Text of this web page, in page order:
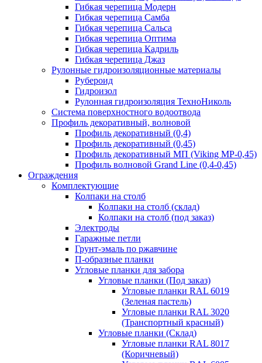
Гибкая черепица Модерн
Гибкая черепица Самба
Гибкая черепица Сальса
Гибкая черепица Оптима
Гибкая черепица Кадриль
Гибкая черепица Джаз
Рулонные гидроизоляционные материалы
Рубероид
Гидроизол
Рулонная гидроизоляция ТехноНиколь
Система поверхностного водоотвода
Профиль декоративный, волновой
Профиль декоративный (0,4)
Профиль декоративный (0,45)
Профиль декоративный МП (Viking MP-0,45)
Профиль волновой Grand Line (0,4-0,45)
Ограждения
Комплектующие
Колпаки на столб
Колпаки на столб (склад)
Колпаки на столб (под заказ)
Электроды
Гаражные петли
Грунт-эмаль по ржавчине
П-образные планки
Угловые планки для забора
Угловые планки (Под заказ)
Угловые планки RAL 6019
(Зеленая пастель)
Угловые планки RAL 3020
(Транспортный красный)
Угловые планки (Склад)
Угловые планки RAL 8017
(Коричневый)